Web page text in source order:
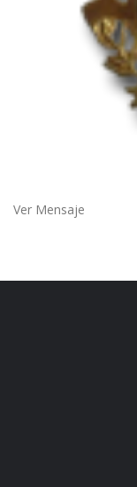
Ver Mensaje